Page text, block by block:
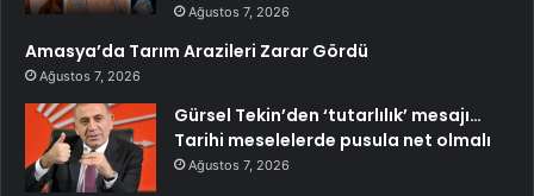
Ağustos 7, 2026
Amasya’da Tarım Arazileri Zarar Gördü
Ağustos 7, 2026
Gürsel Tekin’den ‘tutarlılık’ mesajı…
Tarihi meselelerde pusula net olmalı
Ağustos 7, 2026